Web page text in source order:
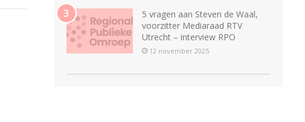
5 vragen aan Steven de Waal,
voorzitter Mediaraad RTV
Utrecht – interview RPO
12 november 2025